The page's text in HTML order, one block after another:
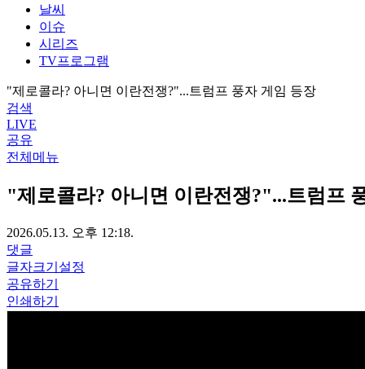
날씨
이슈
시리즈
TV프로그램
"제로콜라? 아니면 이란전쟁?"...트럼프 풍자 게임 등장
검색
LIVE
공유
전체메뉴
"제로콜라? 아니면 이란전쟁?"...트럼프
2026.05.13. 오후 12:18.
댓글
글자크기설정
공유하기
인쇄하기